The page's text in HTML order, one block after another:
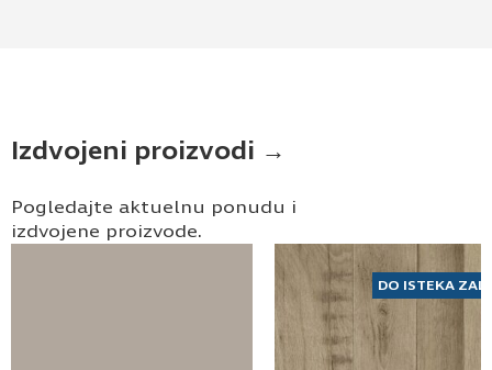
Izdvojeni proizvodi →
Pogledajte aktuelnu ponudu i
izdvojene proizvode.
DO ISTEKA